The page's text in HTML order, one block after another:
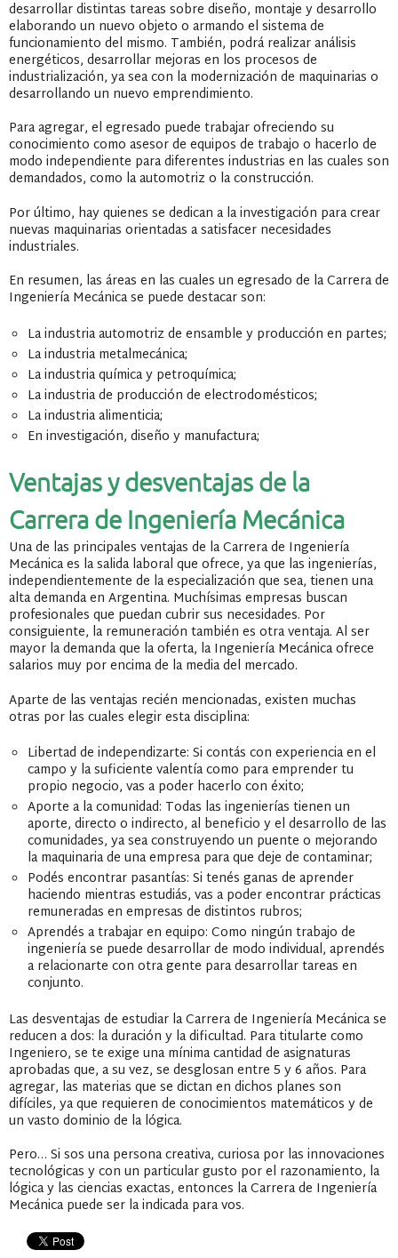
desarrollar distintas tareas sobre diseño, montaje y desarrollo
elaborando un nuevo objeto o armando el sistema de
funcionamiento del mismo. También, podrá realizar análisis
energéticos, desarrollar mejoras en los procesos de
industrialización, ya sea con la modernización de maquinarias o
desarrollando un nuevo emprendimiento.
Para agregar, el egresado puede trabajar ofreciendo su
conocimiento como asesor de equipos de trabajo o hacerlo de
modo independiente para diferentes industrias en las cuales son
demandados, como la automotriz o la construcción.
Por último, hay quienes se dedican a la investigación para crear
nuevas maquinarias orientadas a satisfacer necesidades
industriales.
En resumen, las áreas en las cuales un egresado de la Carrera de
Ingeniería Mecánica se puede destacar son:
La industria automotriz de ensamble y producción en partes;
La industria metalmecánica;
La industria química y petroquímica;
La industria de producción de electrodomésticos;
La industria alimenticia;
En investigación, diseño y manufactura;
Ventajas y desventajas de la
Carrera de Ingeniería Mecánica
Una de las principales ventajas de la Carrera de Ingeniería
Mecánica es la salida laboral que ofrece, ya que las ingenierías,
independientemente de la especialización que sea, tienen una
alta demanda en Argentina. Muchísimas empresas buscan
profesionales que puedan cubrir sus necesidades. Por
consiguiente, la remuneración también es otra ventaja. Al ser
mayor la demanda que la oferta, la Ingeniería Mecánica ofrece
salarios muy por encima de la media del mercado.
Aparte de las ventajas recién mencionadas, existen muchas
otras por las cuales elegir esta disciplina:
Libertad de independizarte: Si contás con experiencia en el
campo y la suficiente valentía como para emprender tu
propio negocio, vas a poder hacerlo con éxito;
Aporte a la comunidad: Todas las ingenierías tienen un
aporte, directo o indirecto, al beneficio y el desarrollo de las
comunidades, ya sea construyendo un puente o mejorando
la maquinaria de una empresa para que deje de contaminar;
Podés encontrar pasantías: Si tenés ganas de aprender
haciendo mientras estudiás, vas a poder encontrar prácticas
remuneradas en empresas de distintos rubros;
Aprendés a trabajar en equipo: Como ningún trabajo de
ingeniería se puede desarrollar de modo individual, aprendés
a relacionarte con otra gente para desarrollar tareas en
conjunto.
Las desventajas de estudiar la Carrera de Ingeniería Mecánica se
reducen a dos: la duración y la dificultad. Para titularte como
Ingeniero, se te exige una mínima cantidad de asignaturas
aprobadas que, a su vez, se desglosan entre 5 y 6 años. Para
agregar, las materias que se dictan en dichos planes son
difíciles, ya que requieren de conocimientos matemáticos y de
un vasto dominio de la lógica.
Pero… Si sos una persona creativa, curiosa por las innovaciones
tecnológicas y con un particular gusto por el razonamiento, la
lógica y las ciencias exactas, entonces la Carrera de Ingeniería
Mecánica puede ser la indicada para vos.